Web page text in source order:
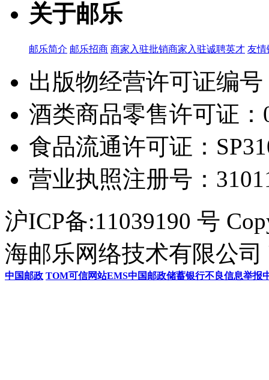
关于邮乐
邮乐简介 邮乐招商 商家入驻批销商家入驻诚聘英才 友情
出版物经营许可证编
酒类商品零售许可证：
食品流通许可证：
营业执照注册号：
沪ICP备:11039190 号
海邮乐网络技术有限公司
中国邮政 TOM可信网站EMS中国邮政储蓄银行不良信息举报